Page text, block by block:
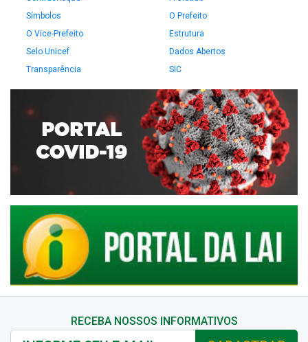
Símbolos
O Prefeito
O Vice-Prefeito
Estrutura
Selo Unicef
Dados Abertos
Transparência
SIC
RECEBA NOSSOS INFORMATIVOS